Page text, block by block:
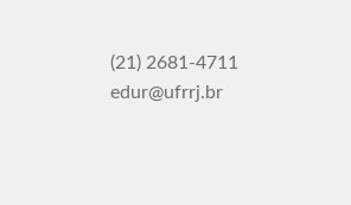
(21) 2681-4711
edur@ufrrj.br